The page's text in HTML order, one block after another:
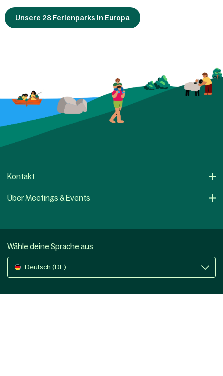
Unsere 28 Ferienparks in Europa
Kontakt
Über Meetings & Events
Wähle deine Sprache aus
Deutsch (DE)